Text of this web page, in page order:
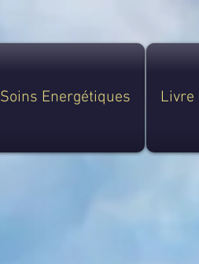
Soins Energétiques Livre